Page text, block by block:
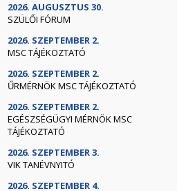
2026. AUGUSZTUS 30.
SZÜLŐI FÓRUM
2026. SZEPTEMBER 2.
MSC TÁJÉKOZTATÓ
2026. SZEPTEMBER 2.
ŰRMÉRNÖK MSC TÁJÉKOZTATÓ
2026. SZEPTEMBER 2.
EGÉSZSÉGÜGYI MÉRNÖK MSC
TÁJÉKOZTATÓ
2026. SZEPTEMBER 3.
VIK TANÉVNYITÓ
2026. SZEPTEMBER 4.